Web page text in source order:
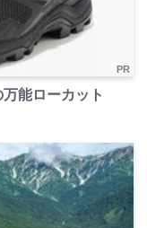
PR
能ローカット